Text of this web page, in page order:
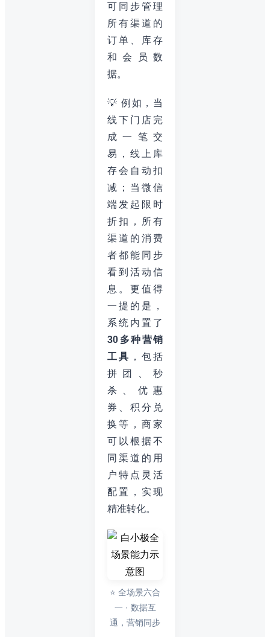
可同步管理
所有渠道的
订单、库存
和会员数
据。
💡 例如，当
线下门店完
成一笔交
易，线上库
存会自动扣
减；当微信
端发起限时
折扣，所有
渠道的消费
者都能同步
看到活动信
息。更值得
一提的是，
系统内置了
30多种营销
工具 ，包括
拼团、秒
杀、优惠
券、积分兑
换等，商家
可以根据不
同渠道的用
户特点灵活
配置，实现
精准转化。
⭐ 全场景六合
一 · 数据互
通，营销同步